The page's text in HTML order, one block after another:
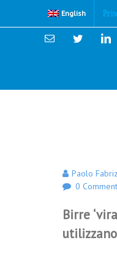
English
Email Twitter
Paolo
0
Birre